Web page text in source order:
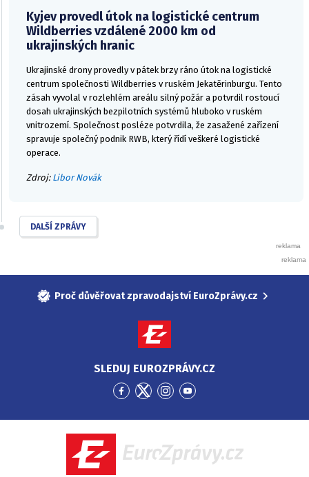
Kyjev provedl útok na logistické centrum
Wildberries vzdálené 2000 km od
ukrajinských hranic
Ukrajinské drony provedly v pátek brzy ráno útok na logistické
centrum společnosti Wildberries v ruském Jekatěrinburgu. Tento
zásah vyvolal v rozlehlém areálu silný požár a potvrdil rostoucí
dosah ukrajinských bezpilotních systémů hluboko v ruském
vnitrozemí. Společnost posléze potvrdila, že zasažené zařízení
spravuje společný podnik RWB, který řídí veškeré logistické
operace.
Zdroj: Libor Novák
DALŠÍ ZPRÁVY
Proč důvěřovat zpravodajství EuroZprávy.cz
SLEDUJ EUROZPRÁVY.CZ
Přejít
Facebook
Přejít
Twitter
Přejít
Instagram
Přejít
YouTube
EuroZprávy.cz